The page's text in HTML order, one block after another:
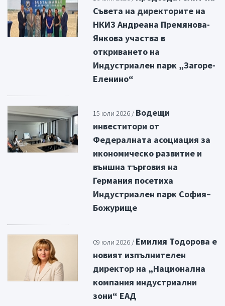
Съвета на директорите на
НКИЗ Андреана Премянова-
Янкова участва в
откриването на
Индустриален парк „Загоре-
Еленино“
15 юли 2026 / Водещи
инвеститори от
Федералната асоциация за
икономическо развитие и
външна търговия на
Германия посетиха
Индустриален парк София–
Божурище
09 юли 2026 / Емилия Тодорова е
новият изпълнителен
директор на „Национална
компания индустриални
зони“ ЕАД